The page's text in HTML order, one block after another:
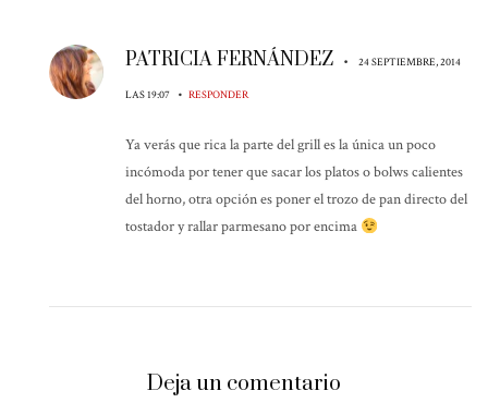
PATRICIA FERNÁNDEZ • 24 SEPTIEMBRE, 2014
LAS 19:07 • RESPONDER
Ya verás que rica la parte del grill es la única un poco
incómoda por tener que sacar los platos o bolws calientes
del horno, otra opción es poner el trozo de pan directo del
tostador y rallar parmesano por encima
Deja un comentario